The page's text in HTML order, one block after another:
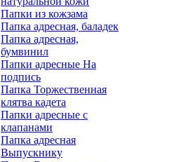
Папки из кожзама
Папка адресная, баладек
Папка адресная,
бумвинил
Папки адресные На
подпись
Папка Торжественная
клятва кадета
Папки адресные с
клапанами
Папка адресная
Выпускнику